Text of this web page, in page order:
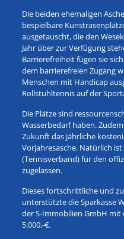
Die beiden ehemaligen
bespielbare
ausgetauscht, die den
Jahr über zur Verfügung
Barrierefreiheit fügen sie
dem barrierefreien Zugang
Menschen mit Handicap
Rollstuhltennis auf der
Die Plätze sind
Wasserbedarf haben.
Zukunft das jährliche
Vorjahresasche. Natürlich
(Tennisverband) für den
zugelassen.
Dieses fortschrittliche und
unterstützte die Sparkasse
der S-Immobilien GmbH mit
5.000,-€.